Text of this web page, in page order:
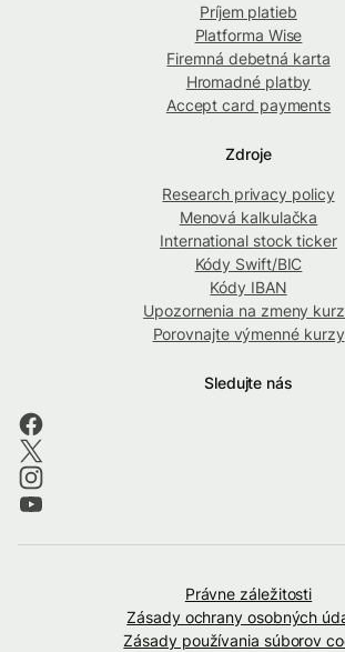
Príjem platieb
Platforma Wise
Firemná debetná karta
Hromadné platby
Accept card payments
Zdroje
Research privacy policy
Menová kalkulačka
International stock ticker
Kódy Swift/BIC
Kódy IBAN
Upozornenia na zmeny
Porovnajte výmenné kurzy
Sledujte nás
Právne záležitosti
Zásady ochrany osobných
Zásady používania súborov